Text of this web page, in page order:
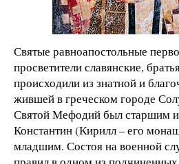
Святые равноапостольные
просветители славянские,
происходили из знатной и
жившей в греческом городе
Святой Мефодий был старшим
Константин (Кирилл – его
младшим. Состоя на военной